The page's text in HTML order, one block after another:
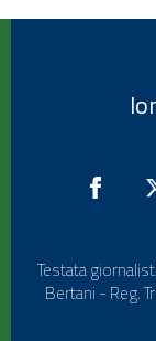
Testata
Bertani - Reg.